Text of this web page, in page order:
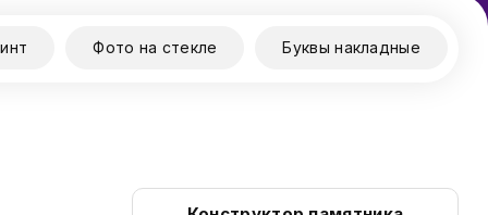
Фото на стекле Буквы накладные